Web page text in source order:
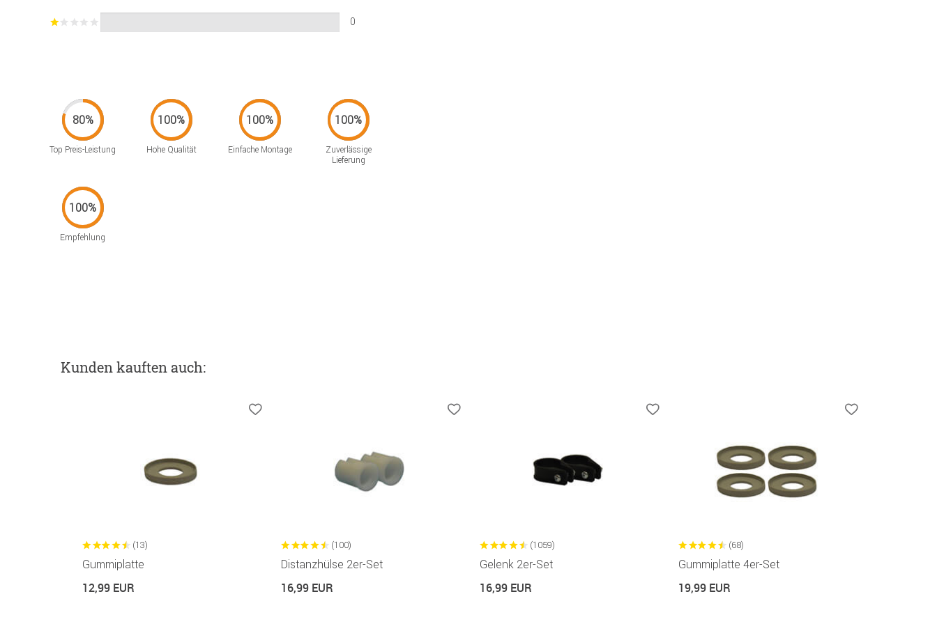
0
Top Preis-Leistung Hohe Qualität Einfache Montage
Zuverlässige
Lieferung
Empfehlung
Kunden kauften auch:
(13)
Gummiplatte
12,99 EUR
(100)
Distanzhülse 2er-Set
16,99 EUR
(1059)
Gelenk 2er-Set
16,99 EUR
(68)
Gummiplatte 4er-Set
19,99 EUR